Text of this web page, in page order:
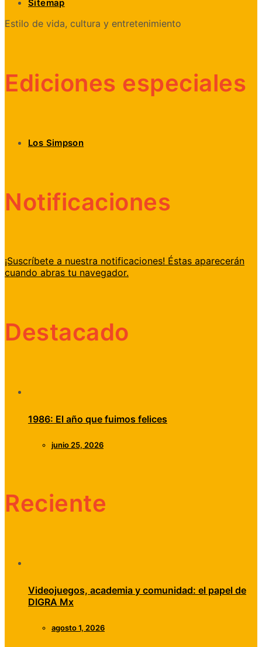
Sitemap
Estilo de vida, cultura y entretenimiento
Ediciones especiales
Los Simpson
Notificaciones
¡Suscríbete a nuestra notificaciones! Éstas aparecerán
cuando abras tu navegador.
Destacado
1986: El año que fuimos felices
junio 25, 2026
Reciente
Videojuegos, academia y comunidad: el papel de
DIGRA Mx
agosto 1, 2026